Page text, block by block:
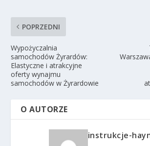
POPRZEDNI
Wypożyczalnia
samochodów Żyrardów:
Elastyczne i atrakcyjne
oferty wynajmu
samochodów w Żyrardowie
O AUTORZE
instrukcje-